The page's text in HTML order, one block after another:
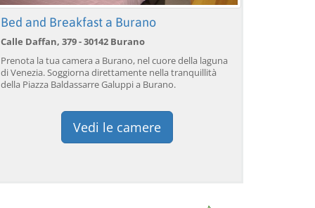
Bed and Breakfast a Burano
Calle Daffan, 379 - 30142 Burano
Prenota la tua camera a Burano, nel cuore della laguna
di Venezia. Soggiorna direttamente nella tranquillità
della Piazza Baldassarre Galuppi a Burano.
Vedi le camere